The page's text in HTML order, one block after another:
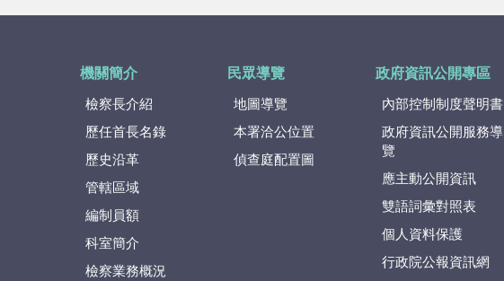
機關簡介
檢察長介紹
歷任首長名錄
歷史沿革
管轄區域
編制員額
科室簡介
檢察業務概況
民眾導覽
地圖導覽
本署洽公位置
偵查庭配置圖
政府資訊公開專區
內部控制制度聲明書
政府資訊公開服務導
覽
應主動公開資訊
雙語詞彙對照表
個人資料保護
行政院公報資訊網